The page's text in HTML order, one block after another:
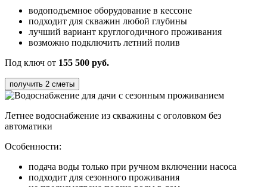
водоподъемное оборудование в кессоне
подходит для скважин любой глубины
лучший вариант круглогодичного проживания
возможно подключить летний полив
Под ключ от 155 500 руб.
получить 2 сметы
Летнее водоснабжение из скважины с оголовком без
автоматики
Особенности:
подача воды только при ручном включении насоса
подходит для сезонного проживания